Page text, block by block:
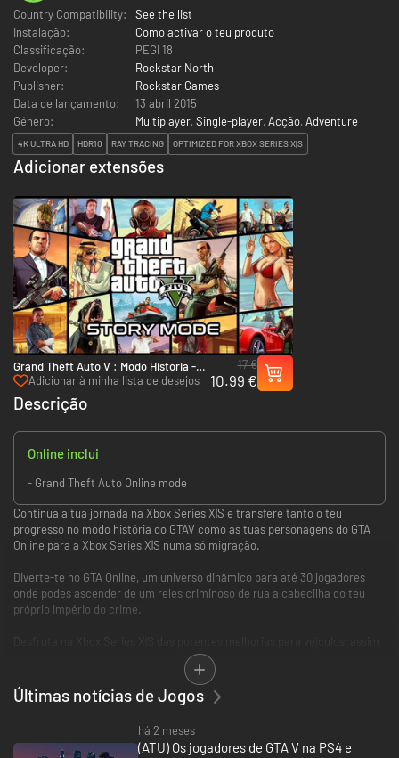
Country Compatibility:
See the list
Instalação:
Como activar o teu produto
Classificação:
PEGI 18
Developer:
Rockstar North
Publisher:
Rockstar Games
Data de lançamento:
13 abril 2015
Género:
Multiplayer, Single-player, Acção, Adventure
4K ULTRA HD HDR10 RAY TRACING OPTIMIZED FOR XBOX SERIES X|S
Adicionar extensões
Grand Theft Auto V : Modo História -
Xbox Series X|S
Adicionar à minha lista de desejos
17 €
10.99 €
Descrição
Online inclui
- Grand Theft Auto Online mode
Continua a tua jornada na Xbox Series X|S e transfere tanto o teu
progresso no modo história do GTAV como as tuas personagens do GTA
Online para a Xbox Series X|S numa só migração.
Diverte-te no GTA Online, um universo dinâmico para até 30 jogadores
onde podes ascender de um reles criminoso de rua a cabecilha do teu
próprio império do crime.
como melhorias como o Career Builder, na jogabilidade do GTA Online e
ainda das expansões e conteúdo disponibilizados desde o lançamento,
com os quais te podes divertir a solo ou com amigos. Coopera em
assaltos arriscados, participa em Stunt Races carregadas de adrenalina,
espaços sociais incluindo discotecas, salões arcada, festas em
penthouses, concentrações de carros e muito mais.
Últimas notícias de Jogos
há 2 meses
(ATU) Os jogadores de GTA V na PS4 e